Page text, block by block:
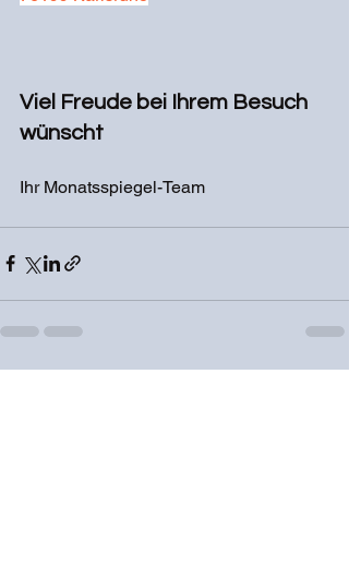
Viel Freude bei Ihrem Besuch
wünscht
Ihr Monatsspiegel-Team